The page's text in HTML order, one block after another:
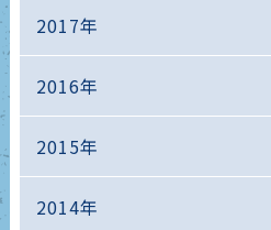
2017年
2016年
2015年
2014年